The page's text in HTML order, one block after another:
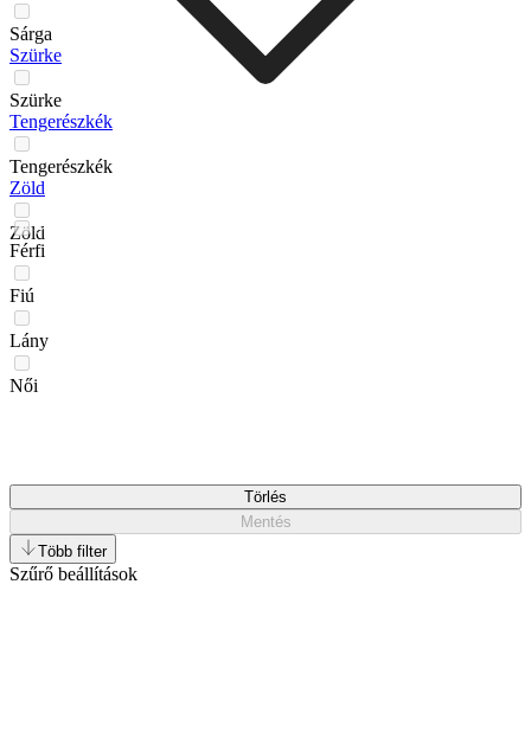
Sárga
Szürke
Szürke
Tengerészkék
Tengerészkék
Zöld
Zöld
Férfi
Fiú
Lány
Női
Törlés
Mentés
Több filter
Szűrő beállítások